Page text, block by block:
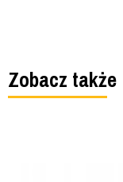
Zobacz także